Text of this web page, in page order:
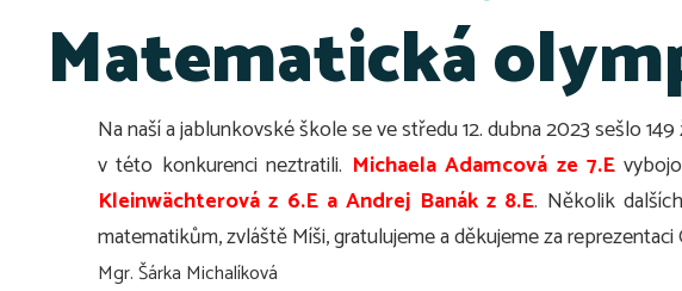
Matematická
Na naší a jablunkovské škole se ve středu 12. dubna 2023 sešlo
v této konkurenci neztratili. Michaela Adamcová ze 7.E
Kleinwächterová z 6.E a Andrej Banák z 8.E. Několik
matematikům, zvláště Míši, gratulujeme a děkujeme za reprezentaci
Mgr. Šárka Michalíková